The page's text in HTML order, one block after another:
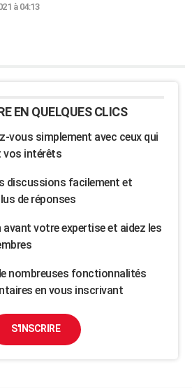
à 04:13
EN QUELQUES CLICS
vous simplement avec ceux qui
vos intérêts
discussions facilement et
de réponses
avant votre expertise et aidez les
nombreuses fonctionnalités
en vous inscrivant
S'INSCRIRE